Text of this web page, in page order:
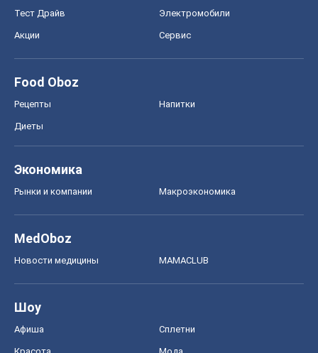
Тест Драйв Электромобили
Акции Сервис
Food Oboz
Рецепты Напитки
Диеты
Экономика
Рынки и компании Mакроэкономика
MedOboz
Новости медицины MAMACLUB
Шоу
Афиша Сплетни